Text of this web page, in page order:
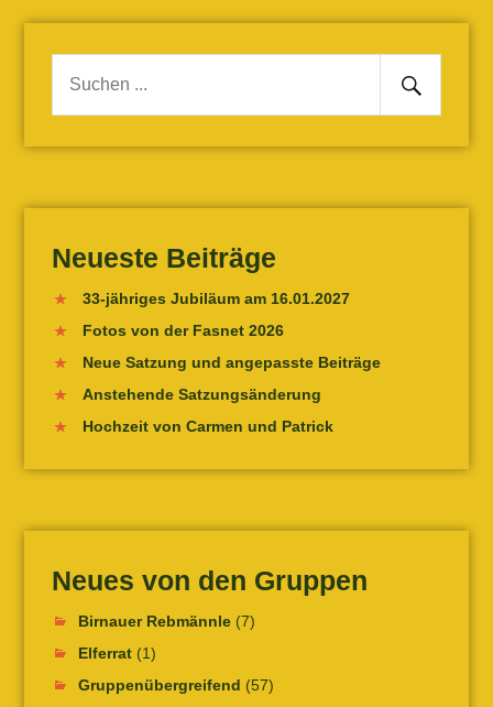
Suche
Senden
Neueste Beiträge
33-jähriges Jubiläum am 16.01.2027
Fotos von der Fasnet 2026
Neue Satzung und angepasste Beiträge
Anstehende Satzungsänderung
Hochzeit von Carmen und Patrick
Neues von den Gruppen
Birnauer Rebmännle(7)
Elferrat(1)
Gruppenübergreifend (57)